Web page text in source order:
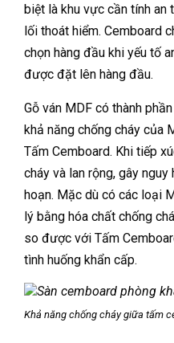
biệt là khu vực cần tính an
lối thoát hiểm. Cemboard
chọn hàng đầu khi yếu tố
được đặt lên hàng đầu.
Gỗ ván MDF có thành
khả năng chống cháy của
Tấm Cemboard. Khi tiếp
cháy và lan rộng, gây
hoạn. Mặc dù có các loại
lý bằng hóa chất chống
so được với Tấm
tình huống khẩn cấp.
Khả năng chống cháy giữa tấm